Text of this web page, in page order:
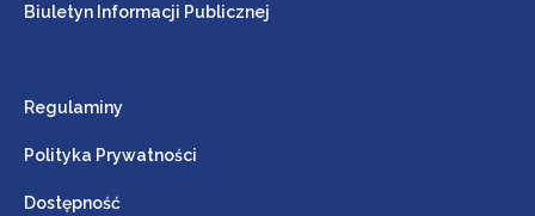
Biuletyn Informacji Publicznej
Regulaminy
Polityka Prywatności
Dostępność